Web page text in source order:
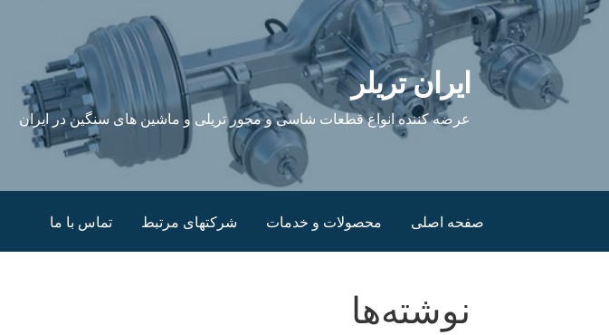
رفتن
ایران تریلر
عرضه کننده انواع قطعات شاسی و محور تریلی و ماشین های سنگین در ایران
صفحه اصلی محصولات و خدمات شرکتهای مرتبط تماس با ما
نوشته‌ها